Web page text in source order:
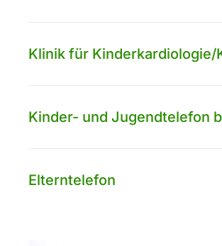
Klinik für
Kinder- und Jugendtelefon
Elterntelefon